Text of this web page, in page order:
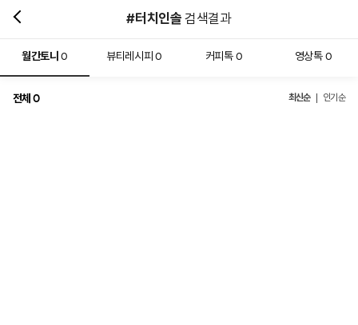
#터치인솔 검색결과
월간토니0 뷰티레시피0 커피톡 0 영상톡 0
전체 0 최신순 인기순